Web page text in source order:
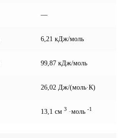
—
6,21 кДж/моль
99,87 кДж/моль
26,02 Дж/(моль·К)
13,1 см 3 ·моль -1